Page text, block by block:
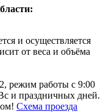
и осуществляется
от веса и объёма
режим работы с 9:00
и праздничных дней.
Схема проезда